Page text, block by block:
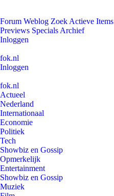
Forum Weblog Zoek Actieve Items
Previews Specials Archief
Inloggen
fok.nl
Inloggen
fok.nl
Actueel
Nederland
Internationaal
Economie
Politiek
Tech
Showbiz en Gossip
Opmerkelijk
Entertainment
Showbiz en Gossip
Muziek